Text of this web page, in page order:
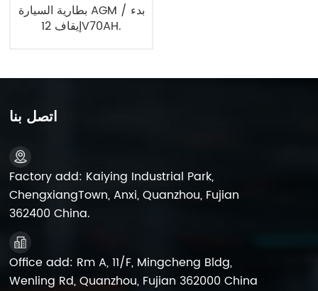
بطارية السيارة AGM بدء /
إيقاف 12V70AH.
اتصل بنا
Factory add: Kaiying Industrial Park,
ChengxiangTown, Anxi, Quanzhou, Fujian
362400 China.
Office add: Rm A, 11/F, Mingcheng Bldg,
Wenling Rd, Quanzhou, Fujian 362000 China